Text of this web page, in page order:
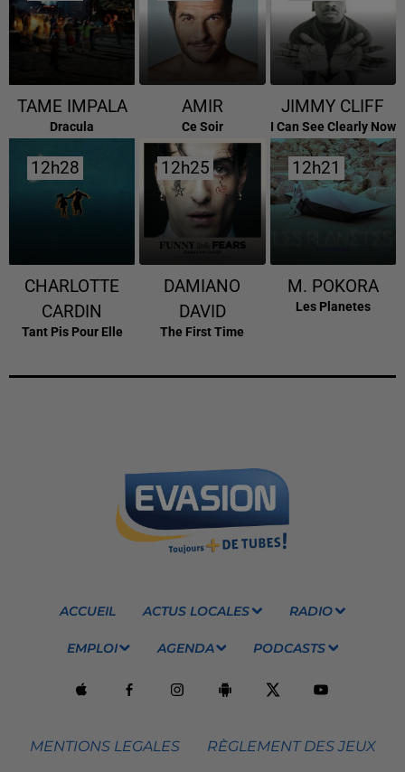
TAME IMPALA
Dracula
AMIR
Ce Soir
JIMMY CLIFF
I Can See Clearly Now
12h28
12h28
CHARLOTTE
CARDIN
Tant Pis Pour Elle
12h25
12h25
DAMIANO
DAVID
The First Time
12h21
12h21
M. POKORA
Les Planetes
ACCUEIL ACTUS LOCALES RADIO
EMPLOI AGENDA PODCASTS
MENTIONS LEGALES RÈGLEMENT DES JEUX